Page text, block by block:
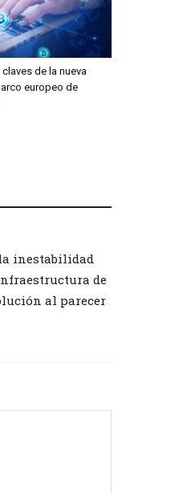
claves de la nueva
europeo de
inestabilidad
de
al parecer